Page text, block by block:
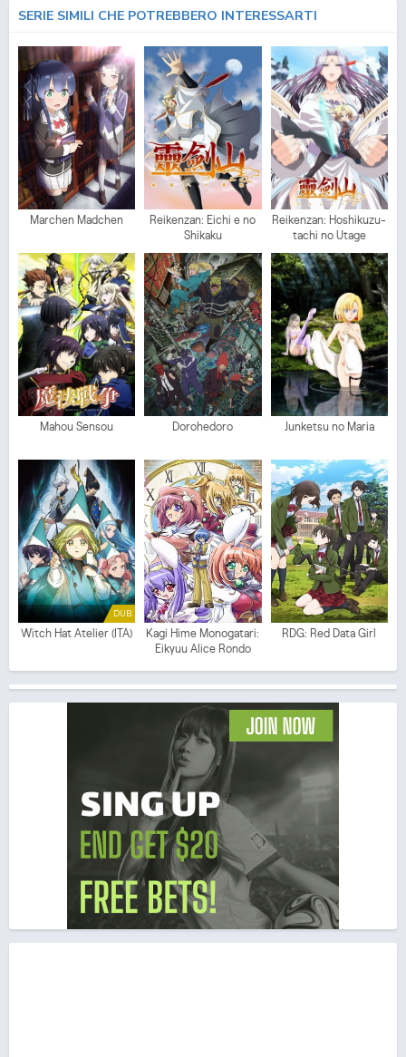
SERIE SIMILI CHE POTREBBERO INTERESSARTI
Marchen Madchen
Reikenzan: Eichi e no
Shikaku
Reikenzan: Hoshikuzu-
tachi no Utage
Mahou Sensou Dorohedoro Junketsu no Maria
DUB
Witch Hat Atelier (ITA)
Kagi Hime Monogatari:
Eikyuu Alice Rondo
RDG: Red Data Girl